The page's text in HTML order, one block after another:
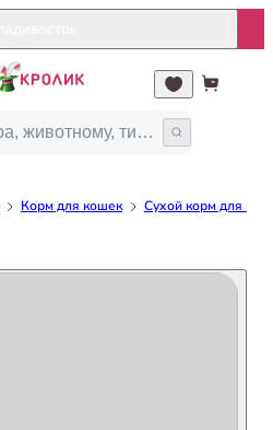
Корм для кошек Сухой корм для